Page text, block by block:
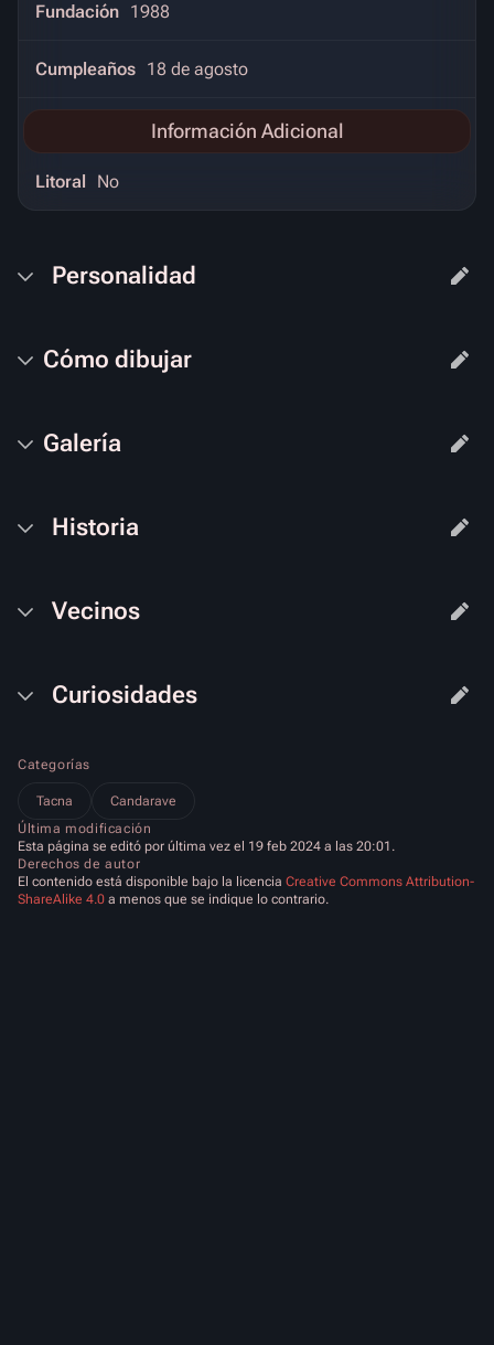
Fundación 1988
Cumpleaños 18 de agosto
Información Adicional
Litoral No
Personalidad
Cómo dibujar
Galería
Historia
Vecinos
Curiosidades
Categorías
Tacna
Candarave
Última modificación
Esta página se editó por última vez el 19 feb 2024 a las 20:01.
Derechos de autor
El contenido está disponible bajo la licencia Creative Commons Attribution-
ShareAlike 4.0 a menos que se indique lo contrario.